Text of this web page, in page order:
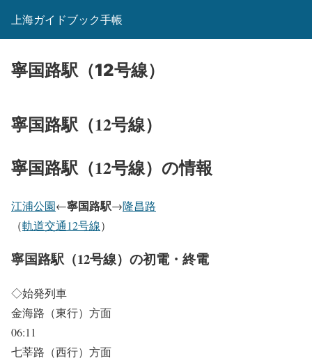
上海ガイドブック手帳
寧国路駅（12号線）
寧国路駅（12号線）
寧国路駅（12号線）の情報
江浦公園←寧国路駅→隆昌路
（軌道交通12号線）
寧国路駅（12号線）の初電・終電
◇始発列車
金海路（東行）方面
06:11
七莘路（西行）方面